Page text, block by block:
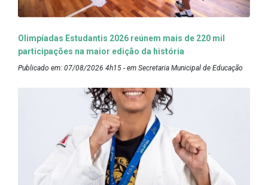
Olimpíadas Estudantis 2026 reúnem mais de 220 mil
participações na maior edição da história
Publicado em: 07/08/2026 4h15 - em Secretaria Municipal de Educação